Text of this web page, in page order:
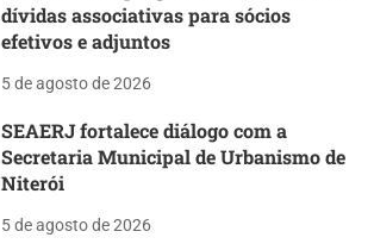
dívidas associativas para sócios
efetivos e adjuntos
5 de agosto de 2026
SEAERJ fortalece diálogo com a
Secretaria Municipal de Urbanismo de
Niterói
5 de agosto de 2026